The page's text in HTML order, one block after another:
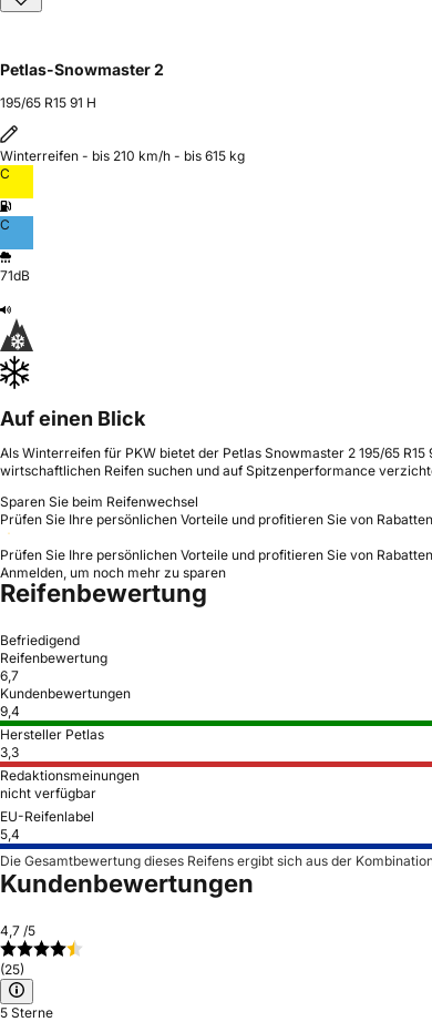
Petlas-Snowmaster 2
195/65 R15 91 H
Winterreifen - bis 210 km/h - bis 615 kg
C
C
71dB
Auf einen Blick
Als Winterreifen für PKW bietet der Petlas Snowmaster 2 195/65
wirtschaftlichen Reifen suchen und auf Spitzenperformance
Sparen Sie beim Reifenwechsel
Prüfen Sie Ihre persönlichen Vorteile und profitieren Sie von
Prüfen Sie Ihre persönlichen Vorteile und profitieren Sie von
Anmelden, um noch mehr zu sparen
Reifenbewertung
Befriedigend
Reifenbewertung
6,7
Kundenbewertungen
9,4
Hersteller Petlas
3,3
Redaktionsmeinungen
nicht verfügbar
EU-Reifenlabel
5,4
Die Gesamtbewertung dieses Reifens ergibt sich aus der
Kundenbewertungen
4,7 /5
(25)
5 Sterne